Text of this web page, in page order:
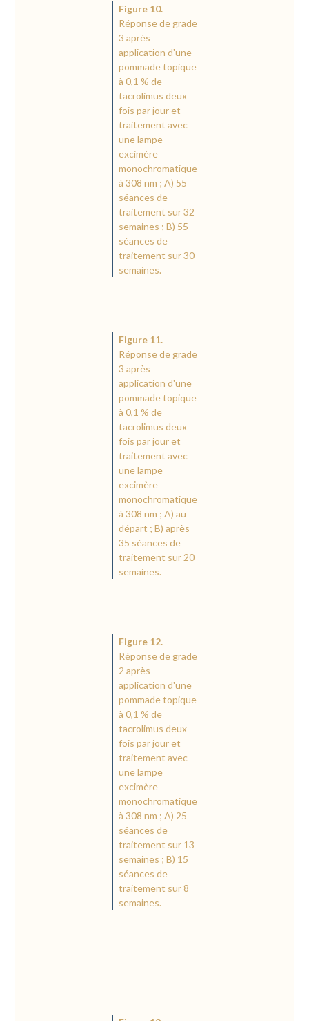
Figure 10.
Réponse de grade
3 après
application d'une
pommade topique
à 0,1 % de
tacrolimus deux
fois par jour et
traitement avec
une lampe
excimère
monochromatique
à 308 nm ; A) 55
séances de
traitement sur 32
semaines ; B) 55
séances de
traitement sur 30
semaines.
Figure 11.
Réponse de grade
3 après
application d'une
pommade topique
à 0,1 % de
tacrolimus deux
fois par jour et
traitement avec
une lampe
excimère
monochromatique
à 308 nm ; A) au
départ ; B) après
35 séances de
traitement sur 20
semaines.
Figure 12.
Réponse de grade
2 après
application d'une
pommade topique
à 0,1 % de
tacrolimus deux
fois par jour et
traitement avec
une lampe
excimère
monochromatique
à 308 nm ; A) 25
séances de
traitement sur 13
semaines ; B) 15
séances de
traitement sur 8
semaines.